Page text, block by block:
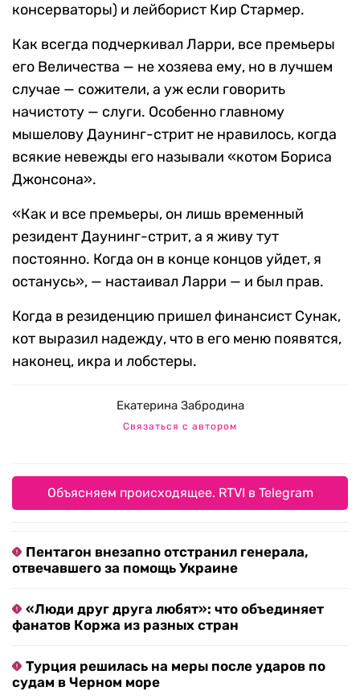
консерваторы) и лейборист Кир Стармер.
Как всегда подчеркивал Ларри, все премьеры
его Величества — не хозяева ему, но в лучшем
случае — сожители, а уж если говорить
начистоту — слуги. Особенно главному
мышелову Даунинг-стрит не нравилось, когда
всякие невежды его называли «котом Бориса
Джонсона».
«Как и все премьеры, он лишь временный
резидент Даунинг-стрит, а я живу тут
постоянно. Когда он в конце концов уйдет, я
останусь», — настаивал Ларри — и был прав.
Когда в резиденцию пришел финансист Сунак,
кот выразил надежду, что в его меню появятся,
наконец, икра и лобстеры.
Екатерина Забродина
Связаться с автором
Объясняем происходящее. RTVI в Telegram
Пентагон внезапно отстранил генерала,
отвечавшего за помощь Украине
«Люди друг друга любят»: что объединяет
фанатов Коржа из разных стран
Турция решилась на меры после ударов по
судам в Черном море